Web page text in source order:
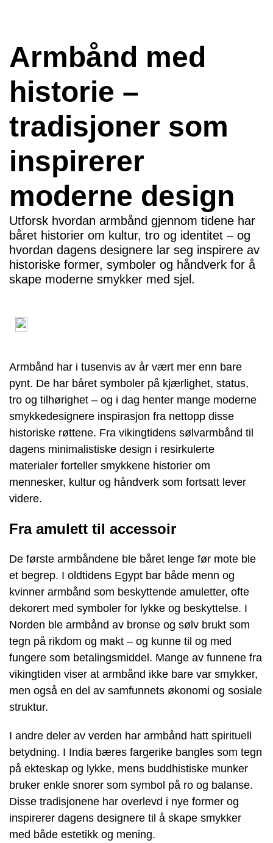
Armbånd med
historie –
tradisjoner som
inspirerer
moderne design
Utforsk hvordan armbånd gjennom tidene har
båret historier om kultur, tro og identitet – og
hvordan dagens designere lar seg inspirere av
historiske former, symboler og håndverk for å
skape moderne smykker med sjel.
Armbånd har i tusenvis av år vært mer enn bare
pynt. De har båret symboler på kjærlighet, status,
tro og tilhørighet – og i dag henter mange moderne
smykkedesignere inspirasjon fra nettopp disse
historiske røttene. Fra vikingtidens sølvarmbånd til
dagens minimalistiske design i resirkulerte
materialer forteller smykkene historier om
mennesker, kultur og håndverk som fortsatt lever
videre.
Fra amulett til accessoir
De første armbåndene ble båret lenge før mote ble
et begrep. I oldtidens Egypt bar både menn og
kvinner armbånd som beskyttende amuletter, ofte
dekorert med symboler for lykke og beskyttelse. I
Norden ble armbånd av bronse og sølv brukt som
tegn på rikdom og makt – og kunne til og med
fungere som betalingsmiddel. Mange av funnene fra
vikingtiden viser at armbånd ikke bare var smykker,
men også en del av samfunnets økonomi og sosiale
struktur.
I andre deler av verden har armbånd hatt spirituell
betydning. I India bæres fargerike bangles som tegn
på ekteskap og lykke, mens buddhistiske munker
bruker enkle snorer som symbol på ro og balanse.
Disse tradisjonene har overlevd i nye former og
inspirerer dagens designere til å skape smykker
med både estetikk og mening.